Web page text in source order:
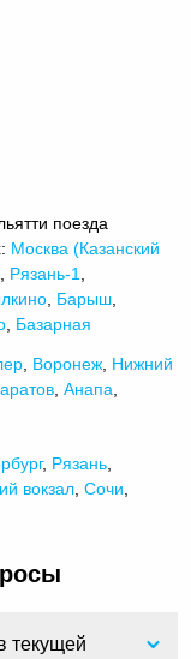
поезда
Москва (Казанский
Рязань-1
Барыш
Базарная
Воронеж Нижний
,Анапа
, Рязань
вокзал ,Сочи
текущей